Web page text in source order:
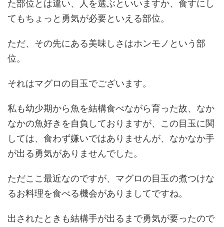
た部位とは違い、人を選ぶといいますか、食すにし
てもちょっと勇気が必要といえる部位。
ただ、その先にある美味しさはホンモノという部
位。
それはマグロの目玉でございます。
私も幼少期から魚を結構食べながら育った故、なか
なかの魚好きを自負しておりますが、この目玉に関
しては、食わず嫌いではありませんが、なかなか手
が出る勇気がありませんでした。
ただここ最近なのですが、マグロの目玉の煮つけな
るお料理を食べる機会がありましてですね。
出されたときも結構手が出るまで勇気が要ったので